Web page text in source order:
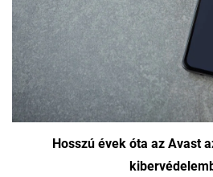
Hosszú évek óta az Avast